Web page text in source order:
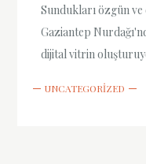
Sundukları özgün
Gaziantep
dijital vitrin
UNCATEGORIZED